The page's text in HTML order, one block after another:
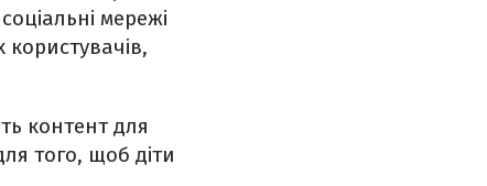
мережі
контент для
того, щоб діти